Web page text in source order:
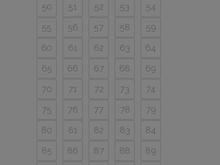
50
51 52 53
54
55
56 57 58
59
60
61 62 63
64
65
66 67 68
69
70
71 72 73
74
75
76 77 78
79
80
81 82 83
84
85
86 87 88
89